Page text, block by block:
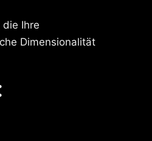
Ihre
Dimensionalität